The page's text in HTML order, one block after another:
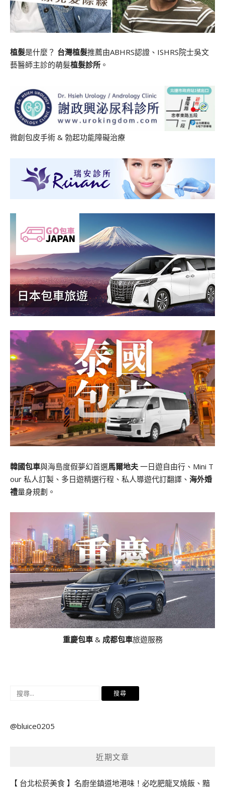
植髮是什麼？ 台灣植髮推薦由ABHRS認證、ISHRS院士吳文
藝醫師主診的萌髮植髮診所 。
微創包皮手術 & 勃起功能障礙治療
韓國包車與海島度假夢幻首選馬爾地夫 一日遊自由行、Mini T
our 私人訂製、多日遊精選行程、私人導遊代訂翻譯、 海外婚
禮量身規劃。
重慶包車& 成都包車旅遊服務
搜
鍵
@bluice0205
近期文章
【 台北松菸美食 】名廚坐鎮道地港味！必吃肥龍叉燒飯、黯